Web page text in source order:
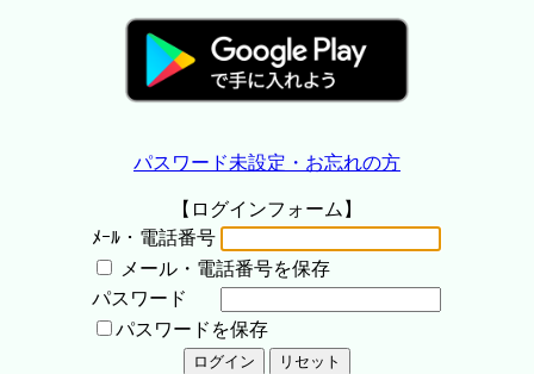
パスワード未設定・お忘れの方
【ログインフォーム】
ﾒｰﾙ・電話番号
メール・電話番号を保存
パスワード
パスワードを保存